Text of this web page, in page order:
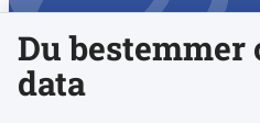
Se alle kontaktnumre
Du bestemmer
data